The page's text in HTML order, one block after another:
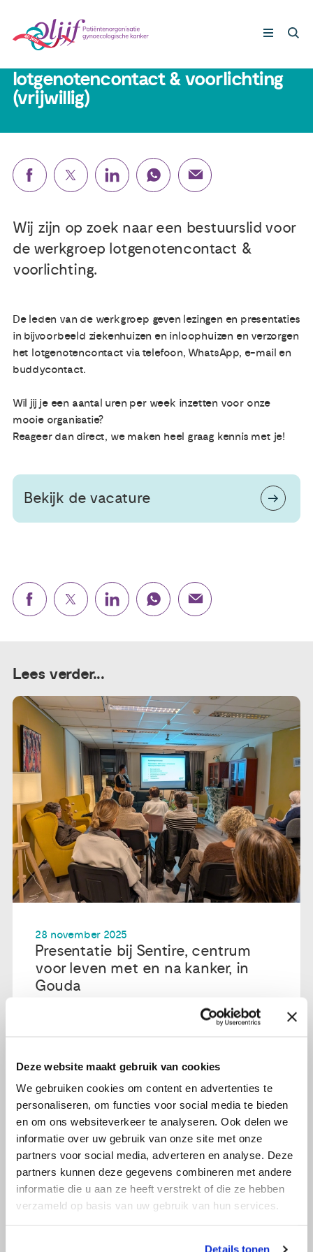
Deze website maakt gebruik van cookies
We gebruiken cookies om content en advertenties te
personaliseren, om functies voor social media te bieden
en om ons websiteverkeer te analyseren. Ook delen we
informatie over uw gebruik van onze site met onze
partners voor social media, adverteren en analyse. Deze
partners kunnen deze gegevens combineren met andere
informatie die u aan ze heeft verstrekt of die ze hebben
verzameld op basis van uw gebruik van hun services.
Details tonen
Nieuws
Publicaties
Over ons
Gynaecologische kankers
Lotgenoten
Leven met/na kanker
1 december 2025
lotgenotencontact & voorlichting
(vrijwillig)
Wij zijn op zoek naar een bestuurslid voor
de werkgroep lotgenotencontact &
voorlichting.
De leden van de werkgroep geven lezingen en presentaties
in bijvoorbeeld ziekenhuizen en inloophuizen en verzorgen
het lotgenotencontact via telefoon, WhatsApp, e-mail en
buddycontact.
Wil jij je een aantal uren per week inzetten voor onze
mooie organisatie?
Reageer dan direct, we maken heel graag kennis met je!
Bekijk de vacature
Lees verder...
28 november 2025
Presentatie bij Sentire, centrum
voor leven met en na kanker, in
Gouda